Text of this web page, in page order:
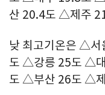
산 20.4도 △제주
낮 최고기온은 △
도 △강릉 25도 △
도 △부산 26도 △